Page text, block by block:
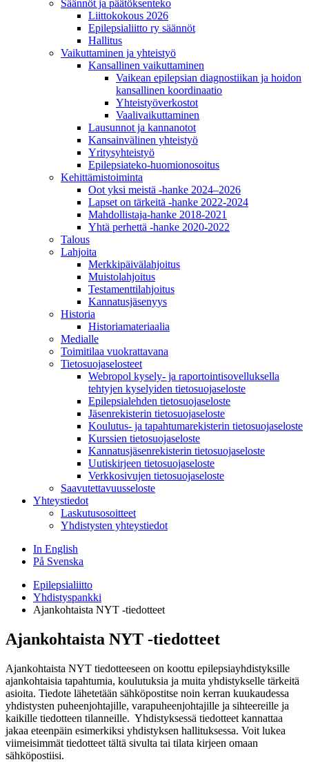
Säännöt ja päätöksenteko
Liittokokous 2026
Epilepsialiitto ry säännöt
Hallitus
Vaikuttaminen ja yhteistyö
Kansallinen vaikuttaminen
Vaikean epilepsian diagnostiikan ja hoidon
kansallinen koordinaatio
Yhteistyöverkostot
Vaalivaikuttaminen
Lausunnot ja kannanotot
Kansainvälinen yhteistyö
Yritysyhteistyö
Epilepsiateko-huomionosoitus
Kehittämistoiminta
Oot yksi meistä -hanke 2024–2026
Lapset on tärkeitä -hanke 2022-2024
Mahdollistaja-hanke 2018-2021
Yhtä perhettä -hanke 2020-2022
Talous
Lahjoita
Merkkipäivälahjoitus
Muistolahjoitus
Testamenttilahjoitus
Kannatusjäsenyys
Historia
Historiamateriaalia
Medialle
Toimitilaa vuokrattavana
Tietosuojaselosteet
Webropol kysely- ja raportointisovelluksella
tehtyjen kyselyiden tietosuojaseloste
Epilepsialehden tietosuojaseloste
Jäsenrekisterin tietosuojaseloste
Koulutus- ja tapahtumarekisterin tietosuojaseloste
Kurssien tietosuojaseloste
Kannatusjäsenrekisterin tietosuojaseloste
Uutiskirjeen tietosuojaseloste
Verkkosivujen tietosuojaseloste
Saavutettavuusseloste
Yhteystiedot
Laskutusosoitteet
Yhdistysten yhteystiedot
In English
På Svenska
Epilepsialiitto
Yhdistyspankki
Ajankohtaista NYT -tiedotteet
Ajankohtaista NYT -tiedotteet
Ajankohtaista NYT tiedotteeseen on koottu epilepsiayhdistyksille
ajankohtaisia tapahtumia, koulutuksia ja muita yhdistykselle tärkeitä
asioita. Tiedote lähetetään sähköpostitse noin kerran kuukaudessa
yhdistysten puheenjohtajille, varapuheenjohtajille ja sihteereille ja
kaikille tiedotteen tilanneille. Yhdistyksessä tiedotteet kannattaa
jakaa eteenpäin esimerkiksi yhdistyksen hallituksessa. Voit lukea
viimeisimmät tiedotteet tältä sivulta tai tilata kirjeen omaan
sähköpostiisi.